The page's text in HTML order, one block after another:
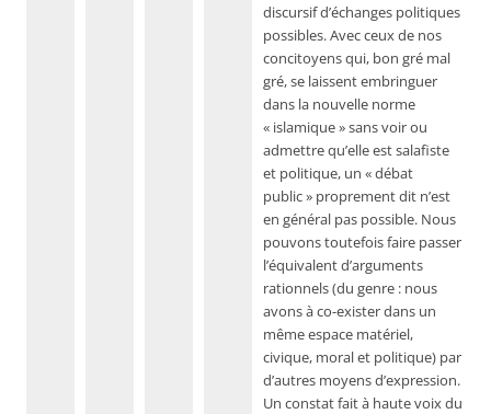
discursif d’échanges politiques
possibles. Avec ceux de nos
concitoyens qui, bon gré mal
gré, se laissent embringuer
dans la nouvelle norme
« islamique » sans voir ou
admettre qu’elle est salafiste
et politique, un « débat
public » proprement dit n’est
en général pas possible. Nous
pouvons toutefois faire passer
l’équivalent d’arguments
rationnels (du genre : nous
avons à co-exister dans un
même espace matériel,
civique, moral et politique) par
d’autres moyens d’expression.
Un constat fait à haute voix du